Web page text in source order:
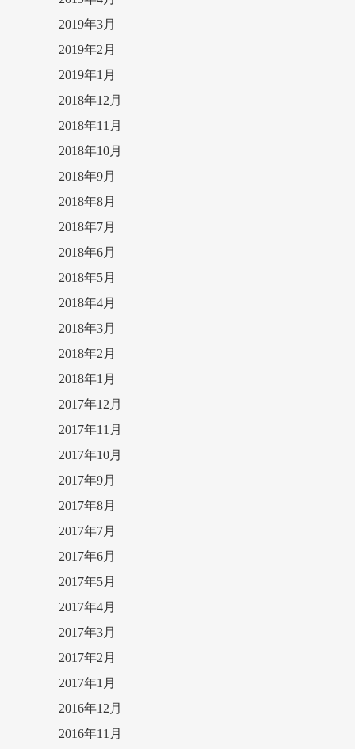
2019年3月
2019年2月
2019年1月
2018年12月
2018年11月
2018年10月
2018年9月
2018年8月
2018年7月
2018年6月
2018年5月
2018年4月
2018年3月
2018年2月
2018年1月
2017年12月
2017年11月
2017年10月
2017年9月
2017年8月
2017年7月
2017年6月
2017年5月
2017年4月
2017年3月
2017年2月
2017年1月
2016年12月
2016年11月